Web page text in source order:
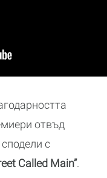
отвъд
с
Called Main”.